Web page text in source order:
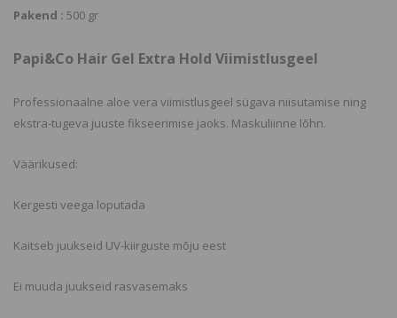
Pakend : 500 gr
Papi&Co Hair Gel Extra Hold Viimistlusgeel
Professionaalne aloe vera viimistlusgeel sügava niisutamise ning
ekstra-tugeva juuste fikseerimise jaoks. Maskuliinne lõhn.
Väärikused:
Kergesti veega loputada
Kaitseb juukseid UV-kiirguste mõju eest
Ei muuda juukseid rasvasemaks